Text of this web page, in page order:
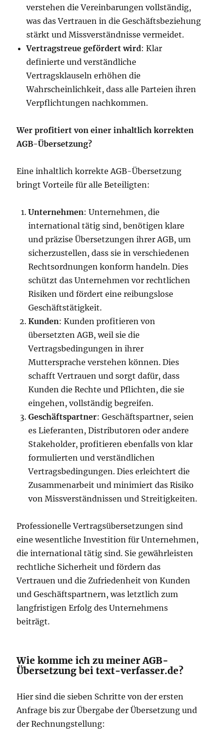
verstehen die Vereinbarungen vollständig,
was das Vertrauen in die Geschäftsbeziehung
stärkt und Missverständnisse vermeidet.
Vertragstreue gefördert wird: Klar
definierte und verständliche
Vertragsklauseln erhöhen die
Wahrscheinlichkeit, dass alle Parteien ihren
Verpflichtungen nachkommen.
Wer profitiert von einer inhaltlich korrekten
AGB-Übersetzung?
Eine inhaltlich korrekte AGB-Übersetzung
bringt Vorteile für alle Beteiligten:
Unternehmen: Unternehmen, die
international tätig sind, benötigen klare
und präzise Übersetzungen ihrer AGB, um
sicherzustellen, dass sie in verschiedenen
Rechtsordnungen konform handeln. Dies
schützt das Unternehmen vor rechtlichen
Risiken und fördert eine reibungslose
Geschäftstätigkeit.
Kunden: Kunden profitieren von
übersetzten AGB, weil sie die
Vertragsbedingungen in ihrer
Muttersprache verstehen können. Dies
schafft Vertrauen und sorgt dafür, dass
Kunden die Rechte und Pflichten, die sie
eingehen, vollständig begreifen.
Geschäftspartner: Geschäftspartner, seien
es Lieferanten, Distributoren oder andere
Stakeholder, profitieren ebenfalls von klar
formulierten und verständlichen
Vertragsbedingungen. Dies erleichtert die
Zusammenarbeit und minimiert das Risiko
von Missverständnissen und Streitigkeiten.
Professionelle Vertragsübersetzungen sind
eine wesentliche Investition für Unternehmen,
die international tätig sind. Sie gewährleisten
rechtliche Sicherheit und fördern das
Vertrauen und die Zufriedenheit von Kunden
und Geschäftspartnern, was letztlich zum
langfristigen Erfolg des Unternehmens
beiträgt.
Wie komme ich zu meiner AGB-
Übersetzung bei text-verfasser.de?
Hier sind die sieben Schritte von der ersten
Anfrage bis zur Übergabe der Übersetzung und
der Rechnungstellung: